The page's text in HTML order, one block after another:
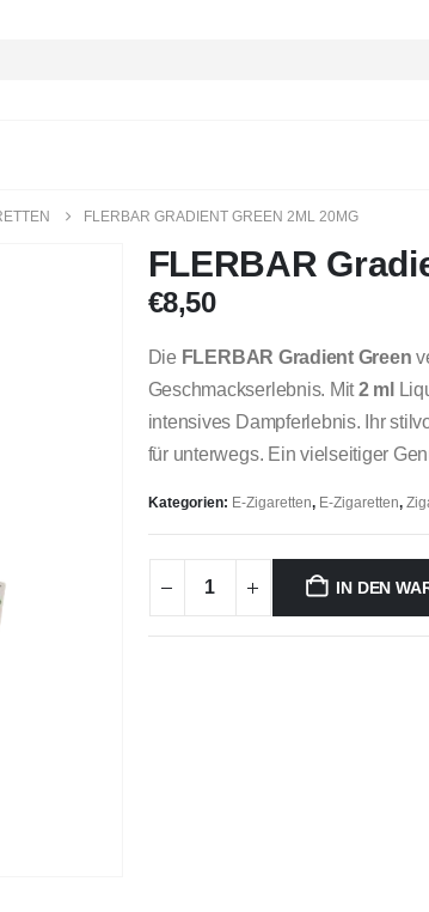
FLERBAR GRADIENT GREEN 2ML 20MG
FLERBAR
€8,50
Die FLERBAR Gradient Green
Geschmackserlebnis. Mit2 ml
intensives Dampferlebnis. Ihr
für unterwegs. Ein vielseitiger
Kategorien: E-Zigaretten, E-Zigaretten,
IN DEN